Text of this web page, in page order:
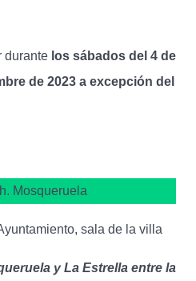
durante los sábados del 4 de
de 2023 a excepción del
Mosqueruela
sala de la villa
y La Estrella entre la